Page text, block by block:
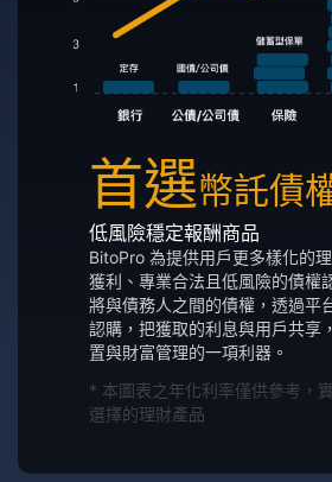
首選幣託債
低風險穩定報酬商品
BitoPro 為提供用戶更多樣化的
獲利、專業合法且低風險的債權
將與債務人之間的債權，透過平
認購，把獲取的利息與用戶共享
置與財富管理的一項利器。
* 本圖表之年化利率僅供參考，
選擇的理財產品